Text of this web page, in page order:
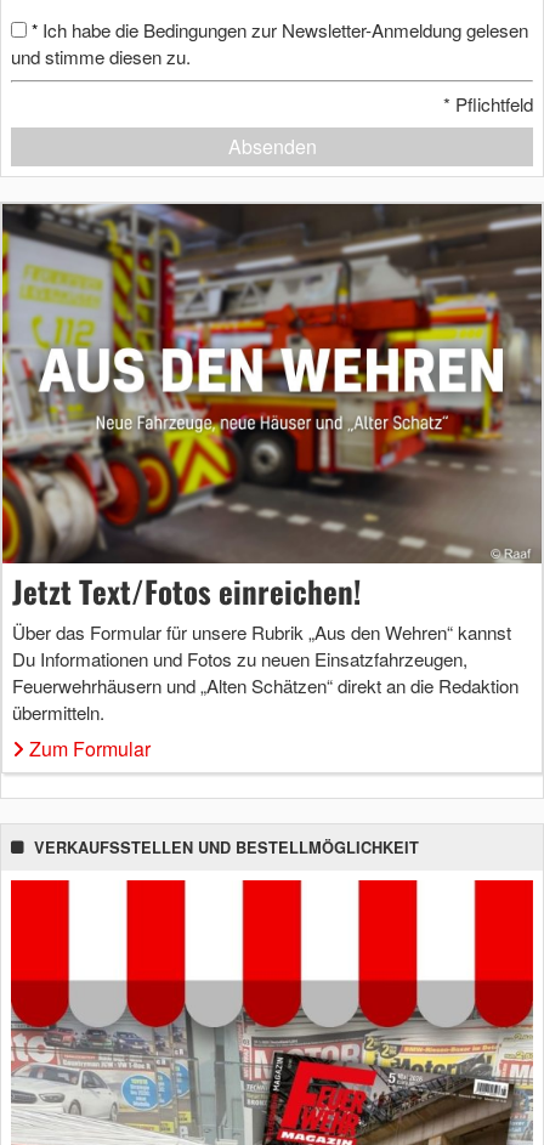
* Ich habe die Bedingungen zur Newsletter-Anmeldung gelesen
und stimme diesen zu.
* Pflichtfeld
Absenden
Jetzt Text/Fotos einreichen!
Über das Formular für unsere Rubrik „Aus den Wehren“ kannst
Du Informationen und Fotos zu neuen Einsatzfahrzeugen,
Feuerwehrhäusern und „Alten Schätzen“ direkt an die Redaktion
übermitteln.
Zum Formular
VERKAUFSSTELLEN UND BESTELLMÖGLICHKEIT